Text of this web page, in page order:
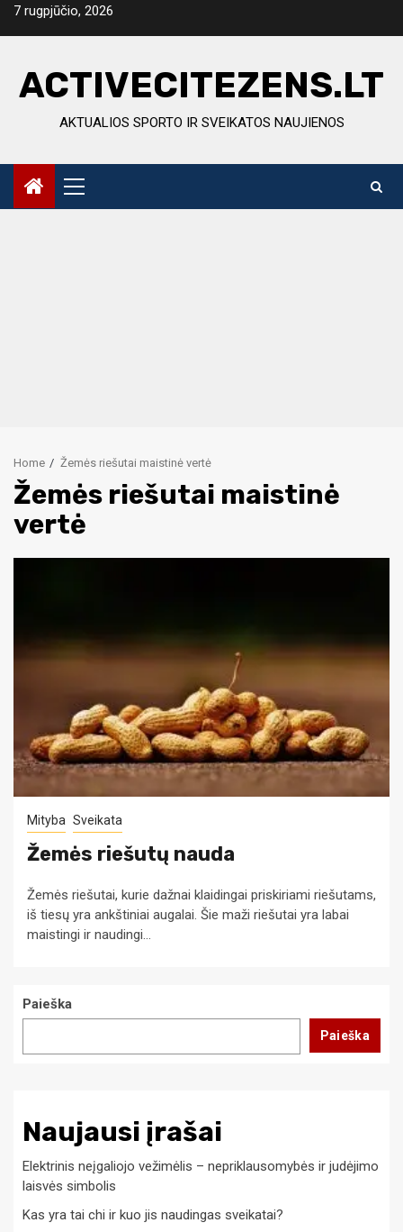
Skip7 rugpjūčio, 2026
ACTIVECITEZENS.LT
AKTUALIOS SPORTO IR SVEIKATOS NAUJIENOS
Primary
Menu
Home Žemės riešutai maistinė vertė
Žemės riešutai maistinė
vertė
Mityba Sveikata
Žemės riešutų nauda
Žemės riešutai, kurie dažnai klaidingai priskiriami riešutams,
iš tiesų yra ankštiniai augalai. Šie maži riešutai yra labai
maistingi ir naudingi...
Paieška
Paieška
Naujausi įrašai
Elektrinis neįgaliojo vežimėlis – nepriklausomybės ir judėjimo
laisvės simbolis
Kas yra tai chi ir kuo jis naudingas sveikatai?